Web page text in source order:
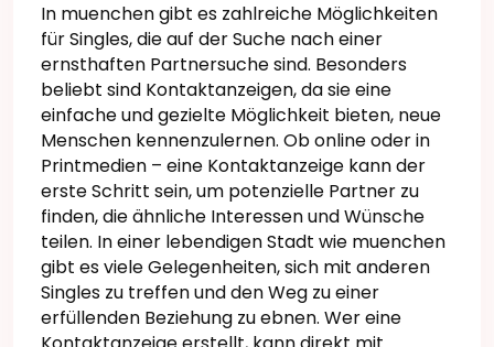
In muenchen gibt es zahlreiche Möglichkeiten
für Singles, die auf der Suche nach einer
ernsthaften Partnersuche sind. Besonders
beliebt sind Kontaktanzeigen, da sie eine
einfache und gezielte Möglichkeit bieten, neue
Menschen kennenzulernen. Ob online oder in
Printmedien – eine Kontaktanzeige kann der
erste Schritt sein, um potenzielle Partner zu
finden, die ähnliche Interessen und Wünsche
teilen. In einer lebendigen Stadt wie muenchen
gibt es viele Gelegenheiten, sich mit anderen
Singles zu treffen und den Weg zu einer
erfüllenden Beziehung zu ebnen. Wer eine